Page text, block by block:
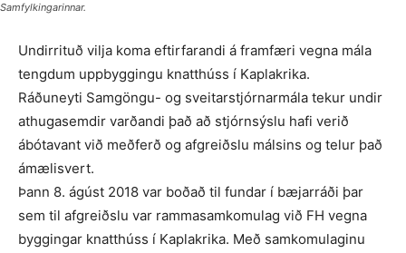
Samfylkingarinnar.
Undirrituð vilja koma eftirfarandi á framfæri vegna mála
tengdum upp­byggingu knatthúss í Kaplakrika.
Ráðuneyti Samgöngu- og sveitar­stjórnarmála tekur undir
athugasemdir varðandi það að stjórnsýslu hafi verið
ábótavant við meðferð og afgreiðslu málsins og telur það
ámælisvert.
Þann 8. ágúst 2018 var boðað til fund­ar í bæjarráði þar
sem til afgreiðslu var rammasamkomulag við FH vegna
bygg­ingar knatthúss í Kaplakrika. Með sam­komulaginu